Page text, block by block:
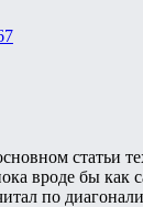
статьи
вроде бы как
по